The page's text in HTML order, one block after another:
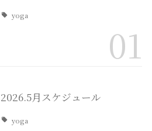
yoga
01
2026.5月スケジュール
yoga